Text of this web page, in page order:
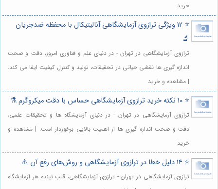
خرید
⭐️ 12 ویژگی ترازوی آزمایشگاهی آنالیتیکال با محفظه ضدجریان
🔬
ترازوی آزمایشگاهی در تهران - در دنیای علم و فناوری امروز، دقت و صحت
اندازه گیری ها نقشی حیاتی در تحقیقات، تولید و کنترل کیفیت ایفا می کند.
| مشاهده و خرید
⭐️ 10 نکته خرید ترازوی آزمایشگاهی حساس با دقت میکروگرم ⚗️
ترازوی آزمایشگاهی در تهران - در دنیای آزمایشگاه ها و تحقیقات علمی،
دقت و صحت اندازه گیری ها از اهمیت بالایی برخوردار است. | مشاهده و
خرید
⭐️ 14 دلیل خطا در ترازوی آزمایشگاهی و روش‌های رفع آن ⚠️
ترازوی آزمایشگاهی در تهران - ترازوی آزمایشگاهی، قلب تپنده هر آزمایشگاه